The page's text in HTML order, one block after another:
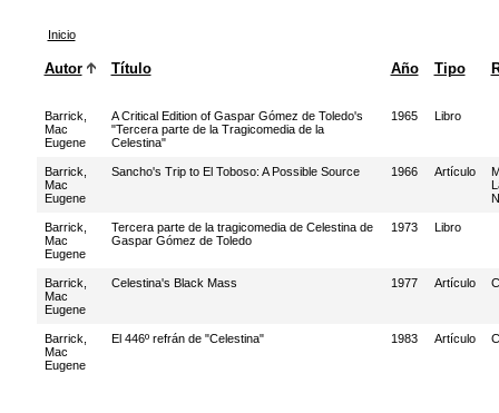
Inicio
Autor Título Año Tipo
Barrick,
Mac
Eugene
A Critical Edition of Gaspar Gómez de Toledo's
"Tercera parte de la Tragicomedia de la
Celestina"
1965 Libro
Barrick,
Mac
Eugene
Sancho's Trip to El Toboso: A Possible Source 1966 Artículo
Barrick,
Mac
Eugene
Tercera parte de la tragicomedia de Celestina de
Gaspar Gómez de Toledo
1973 Libro
Barrick,
Mac
Eugene
Celestina's Black Mass 1977 Artículo
Barrick,
Mac
Eugene
El 446º refrán de "Celestina" 1983 Artículo